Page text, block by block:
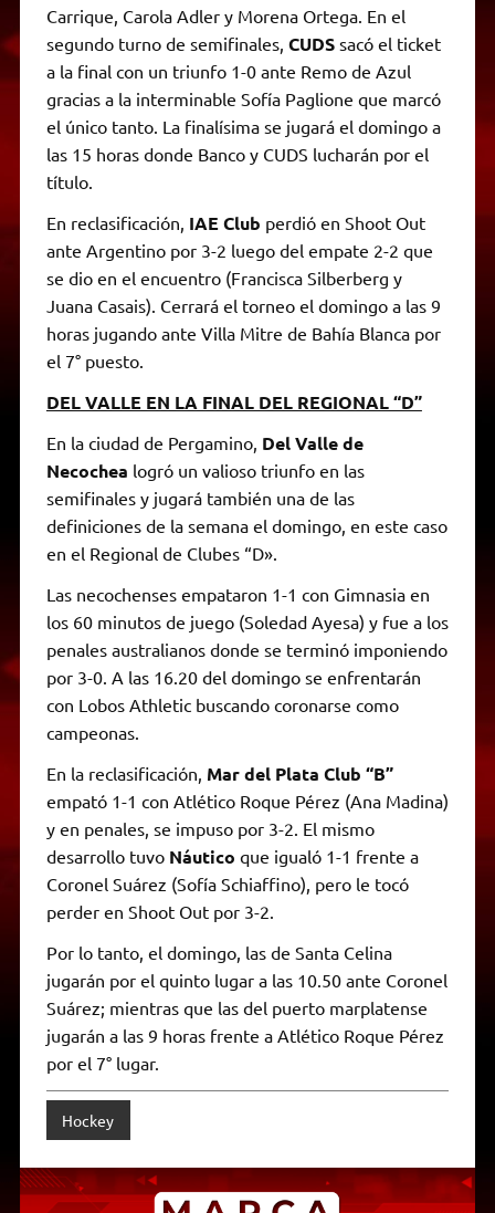
Carrique, Carola Adler y Morena Ortega. En el
segundo turno de semifinales, CUDS sacó el ticket
a la final con un triunfo 1-0 ante Remo de Azul
gracias a la interminable Sofía Paglione que marcó
el único tanto. La finalísima se jugará el domingo a
las 15 horas donde Banco y CUDS lucharán por el
título.
En reclasificación, IAE Club perdió en Shoot Out
ante Argentino por 3-2 luego del empate 2-2 que
se dio en el encuentro (Francisca Silberberg y
Juana Casais). Cerrará el torneo el domingo a las 9
horas jugando ante Villa Mitre de Bahía Blanca por
el 7° puesto.
DEL VALLE EN LA FINAL DEL REGIONAL “D”
En la ciudad de Pergamino, Del Valle de
Necochea logró un valioso triunfo en las
semifinales y jugará también una de las
definiciones de la semana el domingo, en este caso
en el Regional de Clubes “D».
Las necochenses empataron 1-1 con Gimnasia en
los 60 minutos de juego (Soledad Ayesa) y fue a los
penales australianos donde se terminó imponiendo
por 3-0. A las 16.20 del domingo se enfrentarán
con Lobos Athletic buscando coronarse como
campeonas.
En la reclasificación, Mar del Plata Club “B”
empató 1-1 con Atlético Roque Pérez (Ana Madina)
y en penales, se impuso por 3-2. El mismo
desarrollo tuvo Náutico que igualó 1-1 frente a
Coronel Suárez (Sofía Schiaffino), pero le tocó
perder en Shoot Out por 3-2.
Por lo tanto, el domingo, las de Santa Celina
jugarán por el quinto lugar a las 10.50 ante Coronel
Suárez; mientras que las del puerto marplatense
jugarán a las 9 horas frente a Atlético Roque Pérez
por el 7° lugar.
Hockey